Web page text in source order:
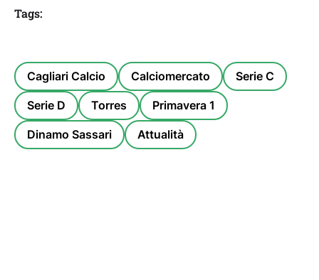
Tags:
Cagliari Calcio Calciomercato Serie C
Serie D Torres Primavera 1
Dinamo Sassari Attualità